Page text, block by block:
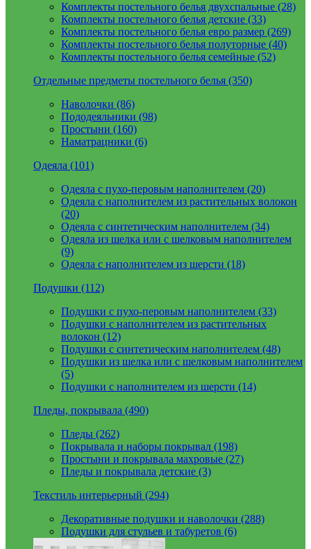
Комплекты постельного белья двухспальные (28)
Комплекты постельного белья детские (33)
Комплекты постельного белья евро размер (269)
Комплекты постельного белья полуторные (40)
Комплекты постельного белья семейные (52)
Отдельные предметы постельного белья (350)
Наволочки (86)
Пододеяльники (98)
Простыни (160)
Наматрацники (6)
Одеяла (101)
Одеяла с пухо-перовым наполнителем (20)
Одеяла с наполнителем из растительных волокон
(20)
Одеяла с синтетическим наполнителем (34)
Одеяла из шелка или с шелковым наполнителем
(9)
Одеяла с наполнителем из шерсти (18)
Подушки (112)
Подушки с пухо-перовым наполнителем (33)
Подушки с наполнителем из растительных
волокон (12)
Подушки с синтетическим наполнителем (48)
Подушки из шелка или с шелковым наполнителем
(5)
Подушки с наполнителем из шерсти (14)
Пледы, покрывала (490)
Пледы (262)
Покрывала и наборы покрывал (198)
Простыни и покрывала махровые (27)
Пледы и покрывала детские (3)
Текстиль интерьерный (294)
Декоративные подушки и наволочки (288)
Подушки для стульев и табуретов (6)